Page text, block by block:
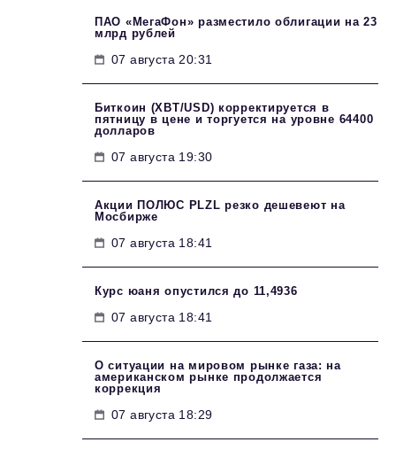
ПАО «МегаФон» разместило облигации на 23
млрд рублей
07 августа 20:31
Биткоин (XBT/USD) корректируется в
пятницу в цене и торгуется на уровне 64400
долларов
07 августа 19:30
Акции ПОЛЮС PLZL резко дешевеют на
Мосбирже
07 августа 18:41
Курс юаня опустился до 11,4936
07 августа 18:41
О ситуации на мировом рынке газа: на
американском рынке продолжается
коррекция
07 августа 18:29